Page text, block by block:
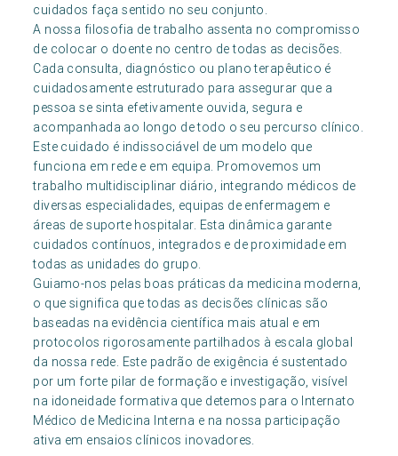
cuidados faça sentido no seu conjunto.
A nossa filosofia de trabalho assenta no compromisso
de colocar o doente no centro de todas as decisões.
Cada consulta, diagnóstico ou plano terapêutico é
cuidadosamente estruturado para assegurar que a
pessoa se sinta efetivamente ouvida, segura e
acompanhada ao longo de todo o seu percurso clínico.
Este cuidado é indissociável de um modelo que
funciona em rede e em equipa. Promovemos um
trabalho multidisciplinar diário, integrando médicos de
diversas especialidades, equipas de enfermagem e
áreas de suporte hospitalar. Esta dinâmica garante
cuidados contínuos, integrados e de proximidade em
todas as unidades do grupo.
Guiamo-nos pelas boas práticas da medicina moderna,
o que significa que todas as decisões clínicas são
baseadas na evidência científica mais atual e em
protocolos rigorosamente partilhados à escala global
da nossa rede. Este padrão de exigência é sustentado
por um forte pilar de formação e investigação, visível
na idoneidade formativa que detemos para o Internato
Médico de Medicina Interna e na nossa participação
ativa em ensaios clínicos inovadores.